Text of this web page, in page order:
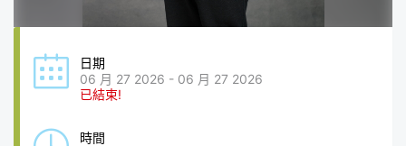
日期
06 月 27 2026 - 06 月 27 2026
已結束!
時間